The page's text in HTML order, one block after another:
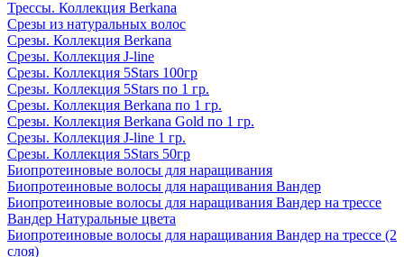
Трессы. Коллекция Berkana
Срезы из натуральных волос
Срезы. Коллекция Berkana
Срезы. Коллекция J-line
Срезы. Коллекция 5Stars 100гр
Срезы. Коллекция 5Stars по 1 гр.
Срезы. Коллекция Berkana по 1 гр.
Срезы. Коллекция Berkana Gold по 1 гр.
Срезы. Коллекция J-line 1 гр.
Срезы. Коллекция 5Stars 50гр
Биопротеиновые волосы для наращивания
Биопротеиновые волосы для наращивания Вандер
Биопротеиновые волосы для наращивания Вандер на трессе
Вандер Натуральные цвета
Биопротеиновые волосы для наращивания Вандер на трессе (2
слоя)